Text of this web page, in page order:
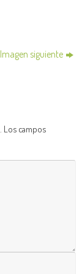
Imagen siguiente
Los campos